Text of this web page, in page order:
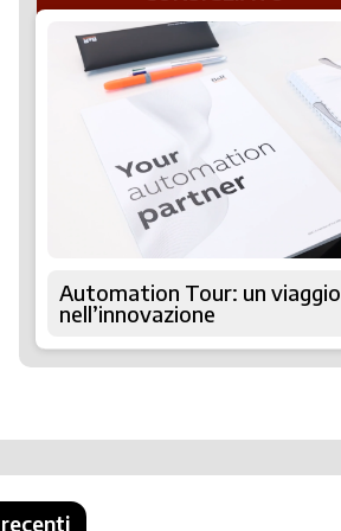
Automation Tour: un viaggio
nell’innovazione